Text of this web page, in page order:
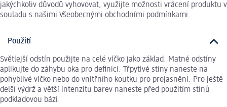
jakýchkoliv důvodů vyhovovat, využijte možnosti vrácení produktu v
souladu s našimi Všeobecnými obchodními podmínkami.
Použití
Světlejší odstín použijte na celé víčko jako základ. Matné odstíny
aplikujte do záhybu oka pro definici. Třpytivé stíny naneste na
pohyblivé víčko nebo do vnitřního koutku pro projasnění. Pro ještě
delší výdrž a větší intenzitu barev naneste před použitím stínů
podkladovou bázi.